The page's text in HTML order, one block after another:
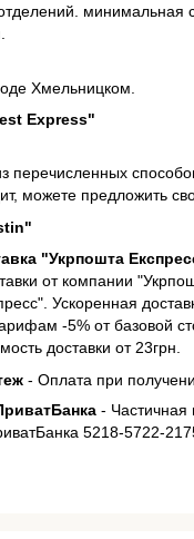
минимальная
Хмельницком.
Express"
перечисленных
можете предложить
"Укрпошта
от компании
Ускоренная
-5% от базовой
доставки от 23грн.
- Оплата при
- Частичная
5218-5722-